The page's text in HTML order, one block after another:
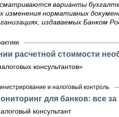
варианты
изменения нормативных
издаваемых Банком
расчетной стоимости
консультантов»
и налоговый контроль
для банков: все за
консультант